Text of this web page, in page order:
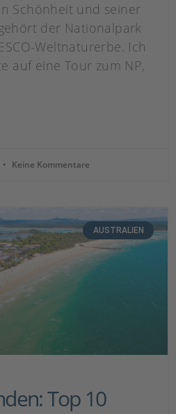
Schönheit und seiner
der Nationalpark
Weltnaturerbe. Ich
auf eine Tour zum NP,
Keine Kommentare
AUSTRALIEN
Top 10